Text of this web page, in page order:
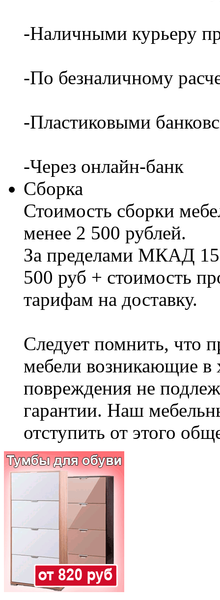
-Наличными курьеру
-По безналичному
-Пластиковыми
-Через онлайн-банк
Сборка
Стоимость сборки
менее 2 500 рублей.
За пределами МКАД
500 руб + стоимость
тарифам на доставку.
Следует помнить, что
мебели возникающие в
повреждения не
гарантии. Наш
отступить от этого